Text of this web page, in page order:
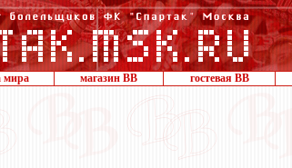
мира магазин ВВ гостевая ВВ